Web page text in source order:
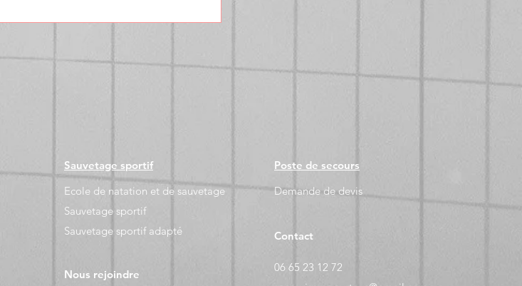
Sauvetage sportif
Ecole de natation et de sauvetage
Sauvetage sportif
Sauvetage sportif adapté
Nous rejoindre
Poste de secours
Demande de devis
Contact
06 65 23 12 72